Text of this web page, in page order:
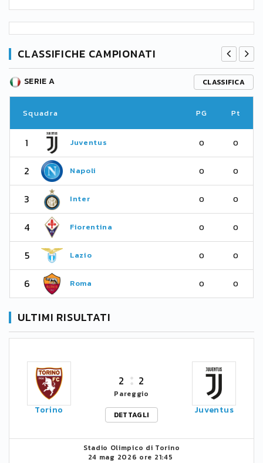
CLASSIFICHE CAMPIONATI
SERIE A CLASSIFICA
Squadra PG Pt
1 Juventus 0 0
2 Napoli 0 0
3 Inter 0 0
4 Fiorentina 0 0
5 Lazio 0 0
6 Roma 0 0
ULTIMI RISULTATI
Torino
2 2
Pareggio
DETTAGLI
Juventus
Stadio Olimpico di Torino
24 mag 2026 ore 21:45